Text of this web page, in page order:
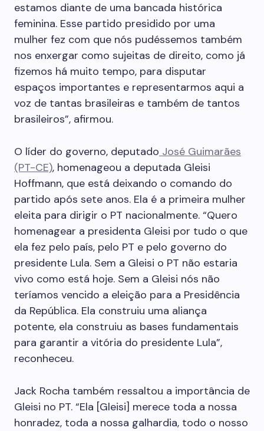
estamos diante de uma bancada histórica
feminina. Esse partido presidido por uma
mulher fez com que nós pudéssemos também
nos enxergar como sujeitas de direito, como já
fizemos há muito tempo, para disputar
espaços importantes e representarmos aqui a
voz de tantas brasileiras e também de tantos
brasileiros”, afirmou.
O líder do governo, deputado José Guimarães
(PT-CE), homenageou a deputada Gleisi
Hoffmann, que está deixando o comando do
partido após sete anos. Ela é a primeira mulher
eleita para dirigir o PT nacionalmente. “Quero
homenagear a presidenta Gleisi por tudo o que
ela fez pelo país, pelo PT e pelo governo do
presidente Lula. Sem a Gleisi o PT não estaria
vivo como está hoje. Sem a Gleisi nós não
teríamos vencido a eleição para a Presidência
da República. Ela construiu uma aliança
potente, ela construiu as bases fundamentais
para garantir a vitória do presidente Lula”,
reconheceu.
Jack Rocha também ressaltou a importância de
Gleisi no PT. “Ela [Gleisi] merece toda a nossa
honradez, toda a nossa galhardia, todo o nosso